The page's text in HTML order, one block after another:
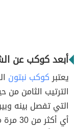
أبعد كوكب عن
يعتبركوكب نبتون
الترتيب الثامن من
أي